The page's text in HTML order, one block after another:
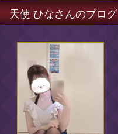
天使 ひなさんのブログ